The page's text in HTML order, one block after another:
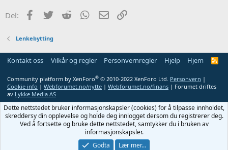
Del: Facebook
Twitter Reddit WhatsApp
E-post
Lenkebytting
Kontakt oss Vilkår og regler Personvernregler Hjelp Hjem
R
Community platform by XenForo® © 2010-2022 XenForo Ltd. Personvern |
Cookie info | Webforumet.no/nytte | Webforumet.no/finans | Forumet driftes
av Lykke Media AS
Dette nettstedet bruker informasjonskapsler (cookies) for å tilpasse innholdet,
skreddersy din opplevelse og holde deg innlogget dersom du registrerer deg.
Ved å fortsette og bruke dette nettstedet, samtykker du i bruken av
informasjonskapsler.
Godta
Lær mer…